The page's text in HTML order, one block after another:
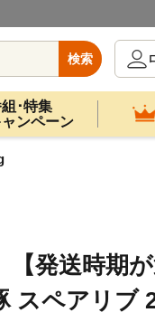
検索
･特集
ャンペーン
【発送時期
スペアリブ